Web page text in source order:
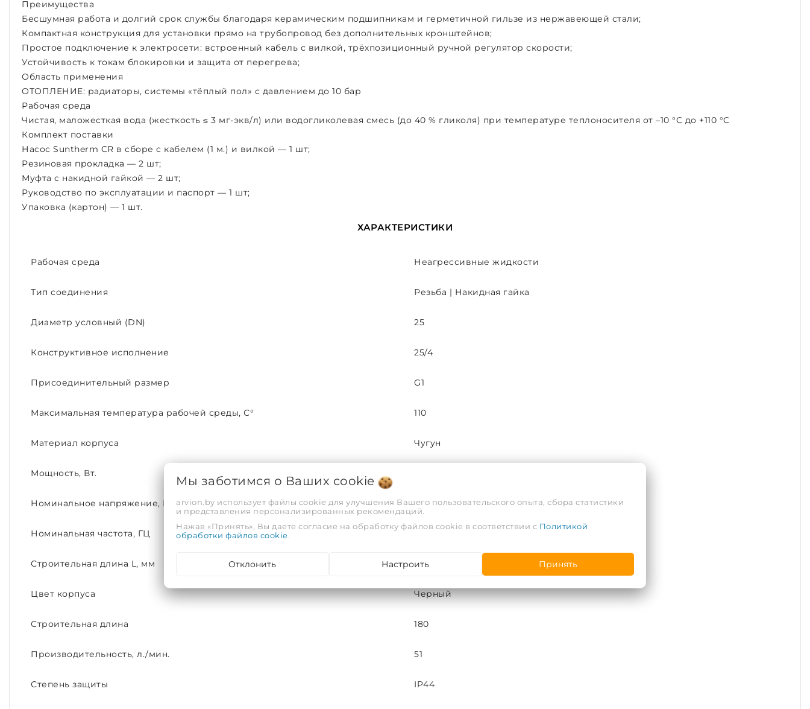
Преимущества
Бесшумная работа и долгий срок службы благодаря керамическим подшипникам и герметичной гильзе из нержавеющей стали;
Компактная конструкция для установки прямо на трубопровод без дополнительных кронштейнов;
Простое подключение к электросети: встроенный кабель с вилкой, трёхпозиционный ручной регулятор скорости;
Устойчивость к токам блокировки и защита от перегрева;
Область применения
ОТОПЛЕНИЕ: радиаторы, системы «тёплый пол» с давлением до 10 бар
Рабочая среда
Чистая, маложесткая вода (жесткость ≤ 3 мг-экв/л) или водогликолевая смесь (до 40 % гликоля) при температуре теплоносителя от –10 °C до +110 °C
Комплект поставки
Насос Suntherm CR в сборе с кабелем (1 м.) и вилкой — 1 шт;
Резиновая прокладка — 2 шт;
Муфта с накидной гайкой — 2 шт;
Руководство по эксплуатации и паспорт — 1 шт;
Упаковка (картон) — 1 шт.
ХАРАКТЕРИСТИКИ
Рабочая среда Неагрессивные жидкости
Тип соединения Резьба | Накидная гайка
Диаметр условный (DN) 25
Конструктивное исполнение 25/4
Присоединительный размер G1
Максимальная температура рабочей среды, С° 110
Материал корпуса Чугун
Мощность, Вт.
Номинальное напряжение, В 220
Номинальная частота, ГЦ
Строительная длина L, мм 180
Цвет корпуса Черный
Строительная длина 180
Производительность, л./мин. 51
Степень защиты IP44
Мы заботимся о Ваших cookie
arvion.by использует файлы cookie для улучшения Вашего пользовательского опыта, сбора статистики
и представления персонализированных рекомендаций.
Нажав «Принять», Вы даете согласие на обработку файлов cookie в соответствии с Политикой
обработки файлов cookie.
Отклонить Настроить Принять